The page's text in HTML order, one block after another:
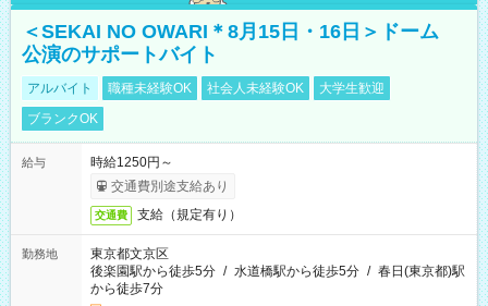
＜SEKAI NO OWARI＊8月15日・16日＞ドーム
公演のサポートバイト
アルバイト 職種未経験OK 社会人未経験OK
大学生歓迎
ブランクOK
給与
時給1250円～
交通費別途支給あり
交通費 支給（規定有り）
勤務地
東京都文京区
後楽園駅から徒歩5分 / 水道橋駅から徒歩5分 / 春日(東京都)駅
から徒歩7分